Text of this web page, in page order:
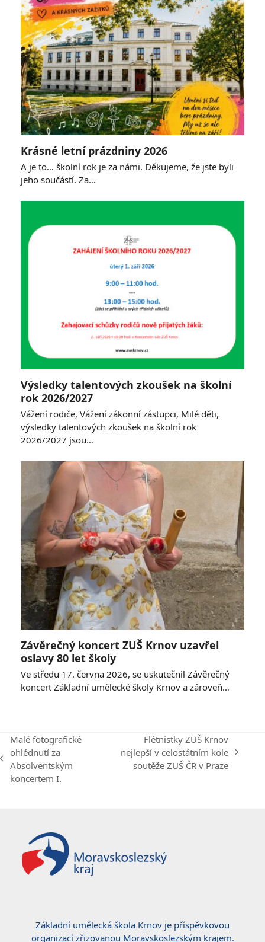
Krásné letní prázdniny 2026
A je to… školní rok je za námi. Děkujeme, že jste byli
jeho součástí. Za…
Výsledky talentových zkoušek na školní
rok 2026/2027
Vážení rodiče, Vážení zákonní zástupci, Milé děti,
výsledky talentových zkoušek na školní rok
2026/2027 jsou…
Závěrečný koncert ZUŠ Krnov uzavřel
oslavy 80 let školy
Ve středu 17. června 2026, se uskutečnil Závěrečný
koncert Základní umělecké školy Krnov a zároveň…
previous
post:
Malé fotografické
ohlédnutí za
Absolventským
koncertem I.
next
post:
Flétnistky ZUŠ Krnov
nejlepší v celostátním kole
soutěže ZUŠ ČR v Praze
Základní umělecká škola Krnov je příspěvkovou
organizací zřizovanou Moravskoslezským krajem.